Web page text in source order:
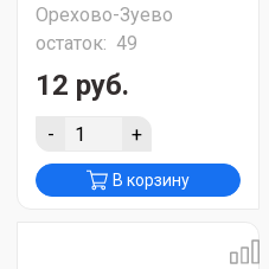
Орехово-Зуево
остаток: 49
12 руб.
- +
В корзину